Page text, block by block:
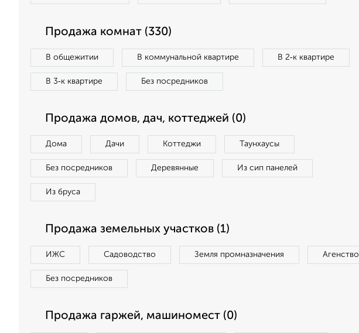
Продажа комнат (330)
В общежитии В коммунальной квартире В 2‑к квартире
В 3‑к квартире Без посредников
Продажа домов, дач, коттеджей (0)
Дома Дачи Коттеджи Таунхаусы
Без посредников Деревянные Из сип панелей
Из бруса
Продажа земельных участков (1)
ИЖС Садоводство Земля промназначения Агенство
Без посредников
Продажа гаржей, машиномест (0)